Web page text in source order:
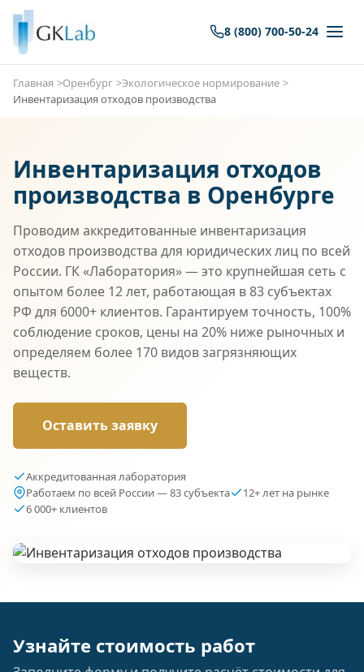
8 (800) 700-50-24
Главная Оренбург
Экологическое нормирование
Инвентаризация отходов производства
Инвентаризация отходов
производства в Оренбурге
Проводим аккредитованные инвентаризация
отходов производства для юридических лиц по всей
России. ГК «Лаборатория» — это крупнейшая сеть с
опытом более 12 лет, работающая в 83 субъектах
РФ для 6000+ клиентов. Гарантируем точность, 100%
соблюдение сроков, цены на 20% ниже рыночных и
определяем более 170 видов загрязняющих
веществ.
Оставить заявку
Аккредитованная лаборатория
Работаем по всей России — 83 субъекта
12+ лет на рынке
6 000+ клиентов
Узнайте стоимость работ